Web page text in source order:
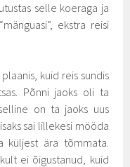
selle koeraga ja
ekstra reisi
kuid reis sundis
Põnni jaoks oli ta
on ta jaoks uus
sai lillekesi mööda
küljest ära tõmmata.
ei õigustanud, kuid